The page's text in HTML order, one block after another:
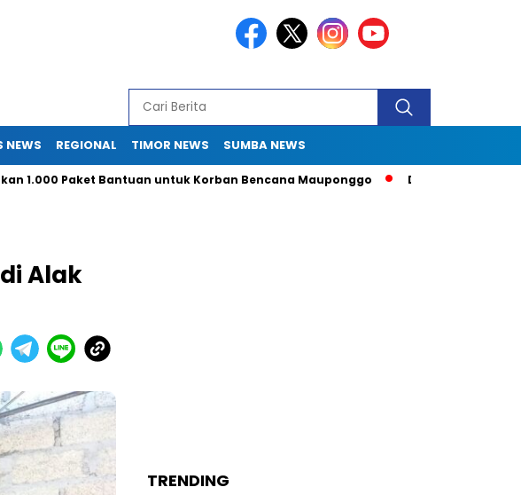
NEWS REGIONAL TIMOR NEWS SUMBA NEWS
Bantuan untuk Korban Bencana Mauponggo Drama Pergub 33: Kadis
Alak
TRENDING